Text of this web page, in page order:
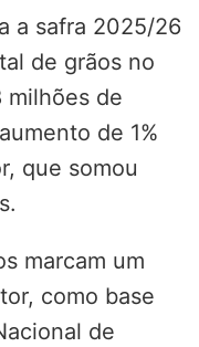
a safra 2025/26
de grãos no
milhões de
de 1%
que somou
marcam um
como base
de